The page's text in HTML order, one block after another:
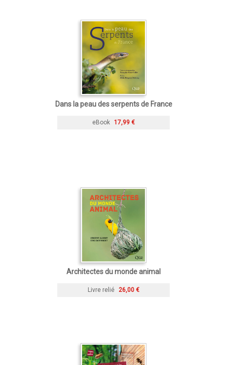
Dans la peau des serpents de France
eBook 17,99 €
Architectes du monde animal
Livre relié 26,00 €